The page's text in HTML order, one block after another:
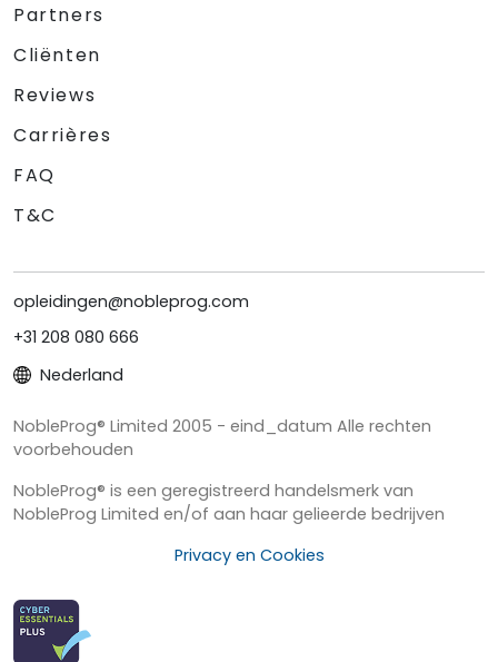
Partners
Cliënten
Reviews
Carrières
FAQ
T&C
opleidingen@nobleprog.com
+31 208 080 666
Nederland
NobleProg® Limited 2005 - eind_datum Alle rechten
voorbehouden
NobleProg® is een geregistreerd handelsmerk van
NobleProg Limited en/of aan haar gelieerde bedrijven
Privacy en Cookies